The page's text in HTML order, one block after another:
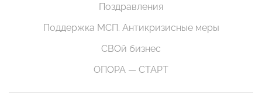
Поздравления
Поддержка МСП. Антикризисные меры
СВОй бизнес
ОПОРА — СТАРТ